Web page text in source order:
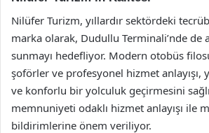
Nilüfer Turizm, yıllardır sektördeki
marka olarak, Dudullu Terminali’nde de
sunmayı hedefliyor. Modern otobüs
şoförler ve profesyonel hizmet anlayışı,
ve konforlu bir yolculuk geçirmesini
memnuniyeti odaklı hizmet anlayışı ile
bildirimlerine önem veriliyor.